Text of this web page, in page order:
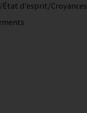
d'esprit/Croyances